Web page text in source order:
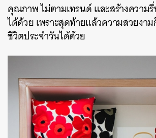
คุณภาพ ไม่ตามเทรนด์ และสร้างความ
ได้ด้วย เพราะสุดท้ายแล้วความสวยงา
ชีวิตประจำวันได้ด้วย